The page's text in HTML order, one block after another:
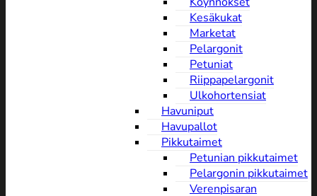
Kesäkukat
Marketat
Pelargonit
Petuniat
Riippapelargonit
Ulkohortensiat
Havuniput
Havupallot
Pikkutaimet
Petunian pikkutaimet
Pelargonin pikkutaimet
Verenpisaran